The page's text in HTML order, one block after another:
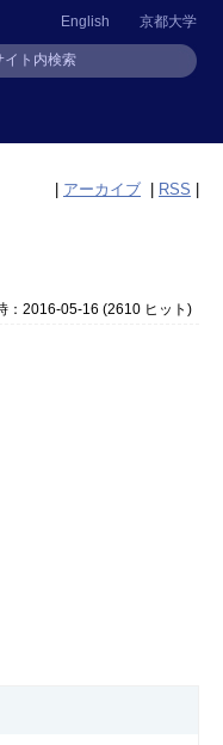
京都大学
English
| アーカイブ | RSS |
：2016-05-16 (2610 ヒット )